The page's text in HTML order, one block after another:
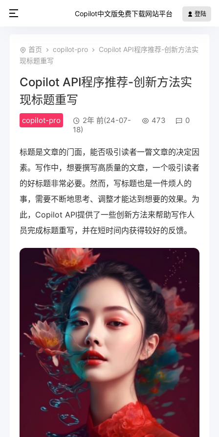
Copilot中文版免费下载网站平台 登陆
首页 copilot-pro
Copilot API程序推荐-创新方法实
现标题重写
Copilot API程序推荐-创新方法实
现标题重写
copilot-pro
2年 前(24-07-
18)
473 0
标题是文章的门面，能否吸引读者一瞥文章的决定因
素。写作中，想要撰写高质量的文章，一个吸引读者
的好标题非常必要。然而，写标题也是一件烦人的
事，需要不断地思考、调整才能达到想要的效果。为
此，Copilot API提供了一些创新方法来帮助写作人
员完成标题重写，并在短时间内获得较好的反馈。